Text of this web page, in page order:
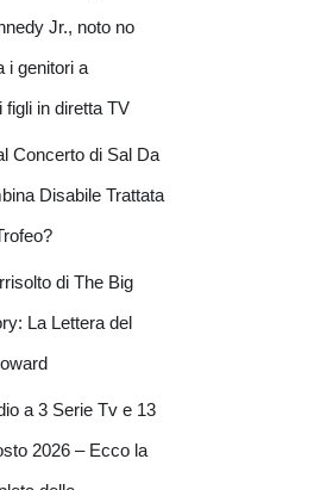
Jr., noto no
i genitori a
figli in diretta TV
Concerto di Sal Da
Disabile Trattata
di The Big
La Lettera del
a 3 Serie Tv e 13
2026 – Ecco la